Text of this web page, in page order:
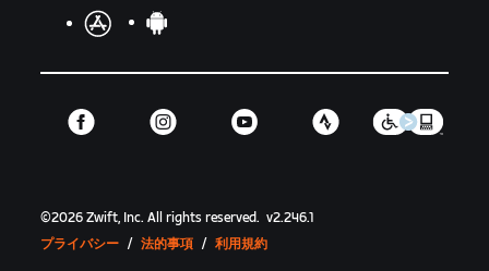
©2026 Zwift, Inc.All rights reserved. v2.246.1
プライバシー / 法的事項 / 利用規約